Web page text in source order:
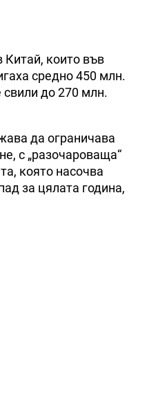
Китай, които във
средно 450 млн.
свили до 270 млн.
да ограничава
с „разочароваща“
която насочва
за цялата година,